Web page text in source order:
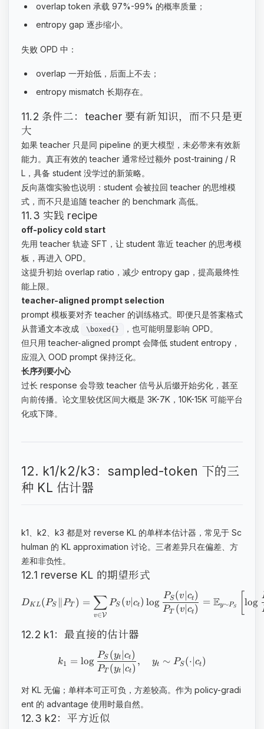
overlap token 承载 97%-99% 的概率质量；
entropy gap 逐步缩小。
失败 OPD 中：
overlap 一开始低，后面上不去；
entropy mismatch 长期存在。
11.2 条件二：teacher 要有新知识，而不只是更
大
如果 teacher 只是同 pipeline 的更大模型，未必带来有效新
能力。真正有效的 teacher 通常经过额外 post-training / R
L，具备 student 没学过的新策略。
反向蒸馏实验也说明：student 会被拉回 teacher 的思维模
式，而不只是追随 teacher 的 benchmark 高低。
11.3 实践 recipe
off-policy cold start
先用 teacher 轨迹 SFT，让 student 靠近 teacher 的思考模
板，再进入 OPD。
这提升初始 overlap ratio，减少 entropy gap，提高最终性
能上限。
teacher-aligned prompt selection
prompt 模板要对齐 teacher 的训练格式。即便只是答案格式
从普通文本改成
\boxed{}
，也可能明显影响 OPD。
但只用 teacher-aligned prompt 会降低 student entropy，
应混入 OOD prompt 保持泛化。
长序列要小心
过长 response 会导致 teacher 信号从后缀开始劣化，甚至
向前传播。论文里较优区间大概是 3K-7K，10K-15K 可能平台
化或下降。
12. k1/k2/k3：sampled-token 下的三
种 KL 估计器
k1、k2、k3 都是对 reverse KL 的单样本估计器，常见于 Sc
hulman 的 KL approximation 讨论。三者差异只在偏差、方
差和非负性。
12.1 reverse KL 的期望形式
DKL(PS ∥PT ) =
v∈V
∑ PS (v ∣ct) log
PT (v ∣ct)
PS (v ct )
= Ey∼PS [log
12.2 k1：最直接的估计器
k1 = log
PT (yt ∣ct)
PS (yt ∣ct)
, yt ∼ PS (⋅ ∣ct)
对 KL 无偏；单样本可正可负，方差较高。作为 policy-gradi
ent 的 advantage 使用时最自然。
12.3 k2：平方近似